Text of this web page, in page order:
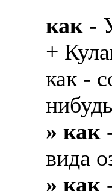
как -
+
как -
» как
вида
» как